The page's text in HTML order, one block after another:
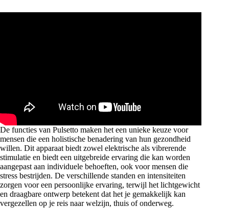
De functies van Pulsetto maken het een unieke keuze voor
mensen die een holistische benadering van hun gezondheid
willen. Dit apparaat biedt zowel elektrische als vibrerende
stimulatie en biedt een uitgebreide ervaring die kan worden
aangepast aan individuele behoeften, ook voor mensen die
stress bestrijden. De verschillende standen en intensiteiten
zorgen voor een persoonlijke ervaring, terwijl het lichtgewicht
en draagbare ontwerp betekent dat het je gemakkelijk kan
vergezellen op je reis naar welzijn, thuis of onderweg.